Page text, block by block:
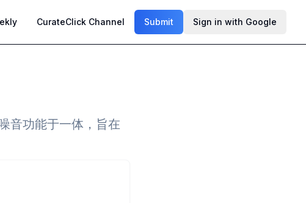
CurateClick Channel Submit Sign in with Google
音功能于一体，旨在